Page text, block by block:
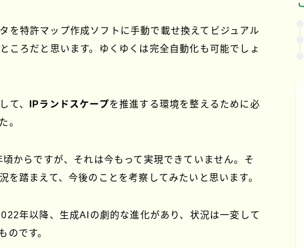
を特許マップ作成ソフトに手動で載せ換えてビジュアル
ころだと思います。ゆくゆくは完全自動化も可能でしょ
て、 IPランドスケープを推進する環境を整えるために必
。
からですが、それは今もって実現できていません。そ
を踏まえて、今後のことを考察してみたいと思います。
年以降、生成AIの劇的な進化があり、状況は一変して
のです。